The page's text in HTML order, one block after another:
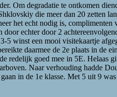
Om degradatie te ontkomen
die meer dan 20 zetten
het echt nodig is, complimenten
echter door 2
winst een mooi visitekaartje
daarmee de 2e plaats in de
redelijk goed mee in 5E. Helaas
Naar verhouding hadde
in de 1e klasse. Met 5 uit 9